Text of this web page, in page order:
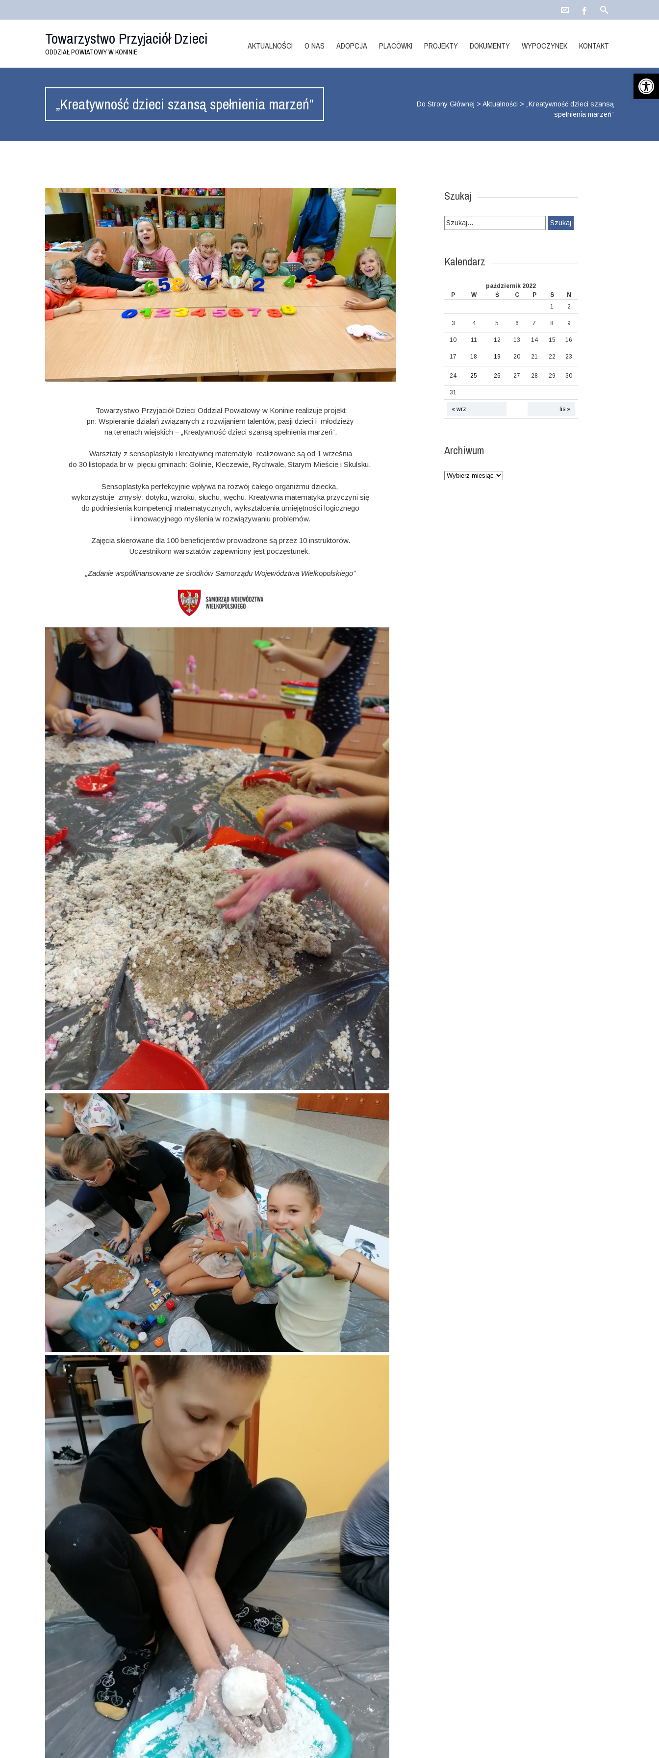
Towarzystwo Przyjaciół Dzieci
ODDZIAŁ POWIATOWY W KONINIE
AKTUALNOŚCI O NAS ADOPCJA PLACÓWKI PROJEKTY DOKUMENTY WYPOCZYNEK KONTAKT
„Kreatywność dzieci szansą spełnienia marzeń” Do Strony Głównej >Aktualności >
„Kreatywność dzieci szansą
spełnienia marzeń”
Towarzystwo Przyjaciół Dzieci Oddział Powiatowy w Koninie realizuje projekt
pn:Wspieranie działań związanych z rozwijaniem talentów, pasjidzieci i młodzieży
na terenach wiejskich –„Kreatywność dzieci szansą spełnienia marzeń”.
Warsztaty z sensoplastyki i kreatywnej matematyki realizowane są od 1 września
do 30 listopada br w pięciu gminach: Golinie, Kleczewie, Rychwale, Starym Mieście i Skulsku.
Sensoplastyka perfekcyjnie wpływa na rozwój całego organizmu dziecka,
wykorzystuje zmysły: dotyku, wzroku, słuchu, węchu. Kreatywna matematyka przyczyni się
do podniesienia kompetencji matematycznych, wykształcenia umiejętności logicznego
i innowacyjnego myślenia w rozwiązywaniu problemów.
Zajęcia skierowane dla 100 beneficjentów prowadzone są przez 10 instruktorów.
Uczestnikom warsztatów zapewniony jest poczęstunek.
„Zadanie współfinansowane ze środków Samorządu Województwa Wielkopolskiego”
Szukaj
Szukaj:
Kalendarz
październik 2022
P
W Ś C P S N
« wrz lis »
1 2
3 4 5 6 7 8 9
10 11 12 13 14 15 16
17 18 19 20 21 22 23
24 25 26 27 28 29 30
31
Archiwum
Archiwum